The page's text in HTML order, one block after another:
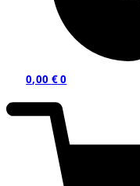
0,00 €0